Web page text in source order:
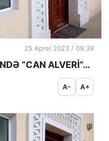
25 Aprel 2023 / 09:39
“CAN ALVERİ”…
A- A+